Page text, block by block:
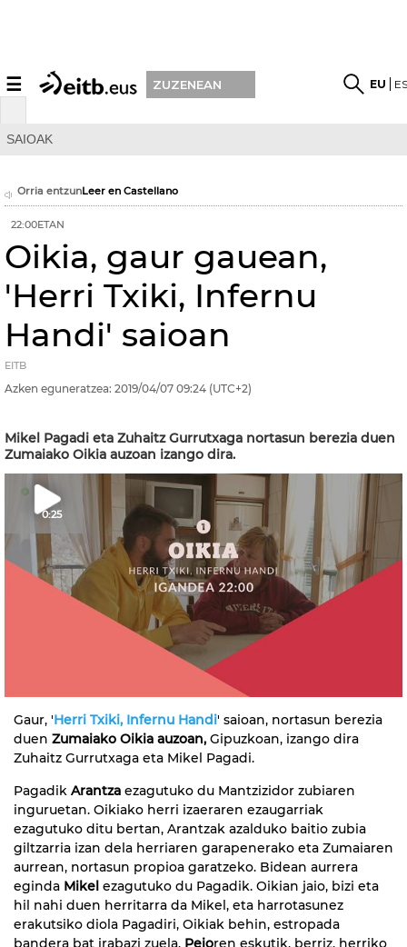
☰ ZUZENEAN EU
SAIOAK
Orria entzunLeer en Castellano
22:00ETAN
Oikia, gaur gauean,
'Herri Txiki, Infernu
Handi' saioan
EITB
Azken eguneratzea: 2019/04/07 09:24 (UTC+2)
Mikel Pagadi eta Zuhaitz Gurrutxaga nortasun berezia duen
Zumaiako Oikia auzoan izango dira.
0:25
Gaur, 'Herri Txiki, Infernu Handi' saioan, nortasun berezia
duen Zumaiako Oikia auzoan, Gipuzkoan, izango dira
Zuhaitz Gurrutxaga eta Mikel Pagadi.
Pagadik Arantza ezagutuko du Mantzizidor zubiaren
inguruetan. Oikiako herri izaeraren ezaugarriak
ezagutuko ditu bertan, Arantzak azalduko baitio zubia
giltzarria izan dela herriaren garapenerako eta Zumaiaren
aurrean, nortasun propioa garatzeko. Bidean aurrera
eginda Mikel ezagutuko du Pagadik. Oikian jaio, bizi eta
hil nahi duen herritarra da Mikel, eta harrotasunez
erakutsiko diola Pagadiri, Oikiak behin, estropada
bandera bat irabazi zuela. Peioren eskutik, berriz, herriko